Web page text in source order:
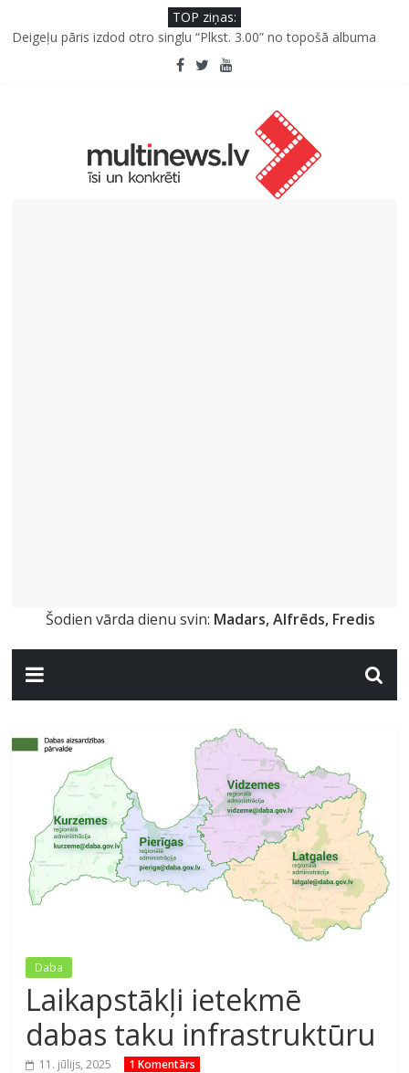
TOP ziņas:
Deigeļu pāris izdod otro singlu “Plkst. 3.00” no topošā albuma
Pēc peldes sāp auss vai kakls? Biežākās kļūdas vasarā un kā no
Ko kaķa deguns var un nevar pastāstīt par viņa veselību?
“Virši” neto peļņa pirmajā pusgadā sasniedz 4,2 miljonus eiro
Šodien vārda dienu svin: Madars, Alfrēds, Fredis
Daba
Laikapstākļi ietekmē
dabas taku infrastruktūru
11. jūlijs, 2025 1 Komentārs